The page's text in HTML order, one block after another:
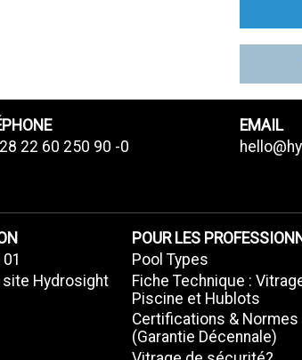
22 60 250 90 -0
EMAIL
Hydrosight
POUR LES
Pool Types
Fiche Technique :
Piscine et Hublots
Certifications & Normes
(Garantie Décennale)